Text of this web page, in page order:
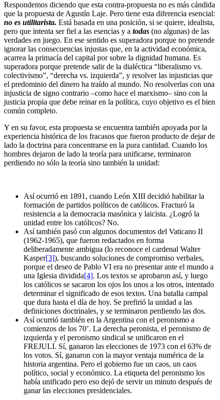
Respondemos diciendo que esta contra-propuesta no es más cándida
que la propuesta de Agustín Laje. Pero tiene esta diferencia esencial:
no es utilitarista. Está basada en una posición, si se quiere, idealista,
pero que intenta ser fiel a las esencias y a todas (no algunas) de las
verdades en juego. En ese sentido es superadora porque no pretende
ignorar las consecuencias injustas que, en la actividad económica,
acarrea la primacía del capital por sobre la dignidad humana. Es
superadora porque pretende salir de la dialéctica “liberalismo vs.
colectivismo”, “derecha vs. izquierda”, y resolver las injusticias que
el predominio del dinero ha traído al mundo. No resolverlas con una
injusticia de signo contrario –como hace el marxismo– sino con la
justicia propia que debe reinar en la política, cuyo objetivo es el bien
común completo.
Y en su favor, esta propuesta se encuentra también apoyada por la
experiencia histórica de los fracasos que fueron producto de dejar de
lado la doctrina para concentrarse en la pura cantidad. Cuando los
hombres dejaron de lado la teoría para unificarse, terminaron
perdiendo no sólo la teoría sino también la unidad:
Así ocurrió en 1891, cuando León XIII decidió habilitar la
formación de partidos políticos de católicos. Fracturó la
resistencia a la democracia masónica y laicista. ¿Logró la
unidad entre los católicos? No.
Así también pasó con algunos documentos del Vaticano II
(1962-1965), que fueron redactados en forma
deliberadamente ambigua (lo reconoce el cardenal Walter
Kasper[3]), buscando soluciones de compromiso verbales,
porque el deseo de Pablo VI era no presentar ante el mundo a
una Iglesia dividida[4]. Los textos se aprobaron así, y luego
los católicos se sacaron los ojos los unos a los otros, intentado
determinar el significado de esos textos. Una batalla campal
que dura hasta el día de hoy. Se prefirió la unidad a las
definiciones doctrinales, y se terminaron perdiendo las dos.
Así ocurrió también en la Argentina con el peronismo a
comienzos de los 70’. La derecha peronista, el peronismo de
izquierda y el peronismo sindical se unificaron en el
FREJULI. Sí, ganaron las elecciones de 1973 con el 63% de
los votos. Sí, ganaron con la mayor ventaja numérica de la
historia argentina. Pero el gobierno fue un caos, un caos
político, social y económico. La etiqueta del peronismo los
había unificado pero eso dejó de servir un minuto después de
ganar las elecciones presidenciales.